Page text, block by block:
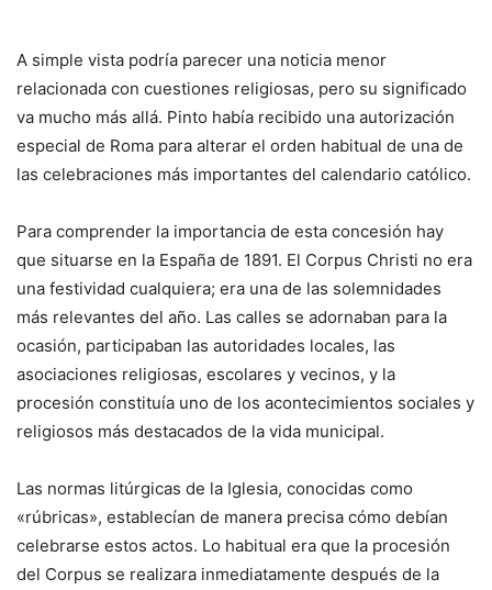
A simple vista podría parecer una noticia menor
relacionada con cuestiones religiosas, pero su significado
va mucho más allá. Pinto había recibido una autorización
especial de Roma para alterar el orden habitual de una de
las celebraciones más importantes del calendario católico.
Para comprender la importancia de esta concesión hay
que situarse en la España de 1891. El Corpus Christi no era
una festividad cualquiera; era una de las solemnidades
más relevantes del año. Las calles se adornaban para la
ocasión, participaban las autoridades locales, las
asociaciones religiosas, escolares y vecinos, y la
procesión constituía uno de los acontecimientos sociales y
religiosos más destacados de la vida municipal.
Las normas litúrgicas de la Iglesia, conocidas como
«rúbricas», establecían de manera precisa cómo debían
celebrarse estos actos. Lo habitual era que la procesión
del Corpus se realizara inmediatamente después de la